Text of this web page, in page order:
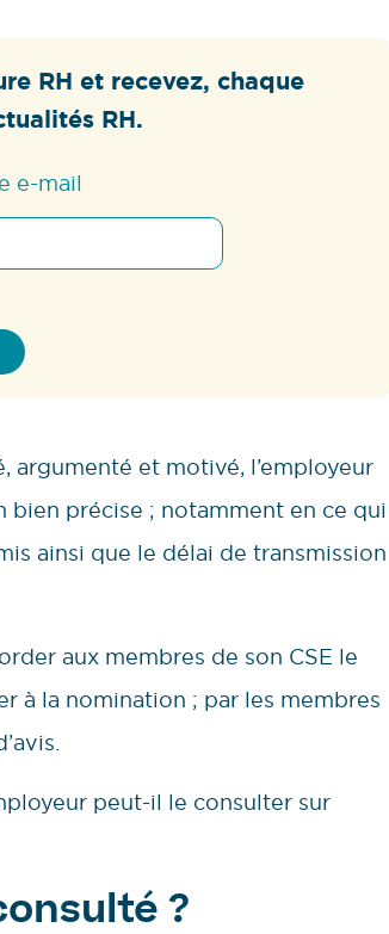
RH et recevez, chaque
RH.
e-mail
argumenté et motivé, l’employeur
précise ; notamment en ce qui
ainsi que le délai de transmission
aux membres de son CSE le
à la nomination ; par les membres
peut-il le consulter sur
?